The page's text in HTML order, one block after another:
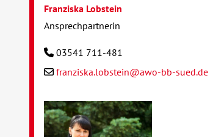
Franziska Lobstein
Ansprechpartnerin
03541 711-481
franziska.lobstein@awo-bb-sued.de